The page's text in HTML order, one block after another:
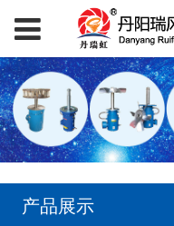
产品展示